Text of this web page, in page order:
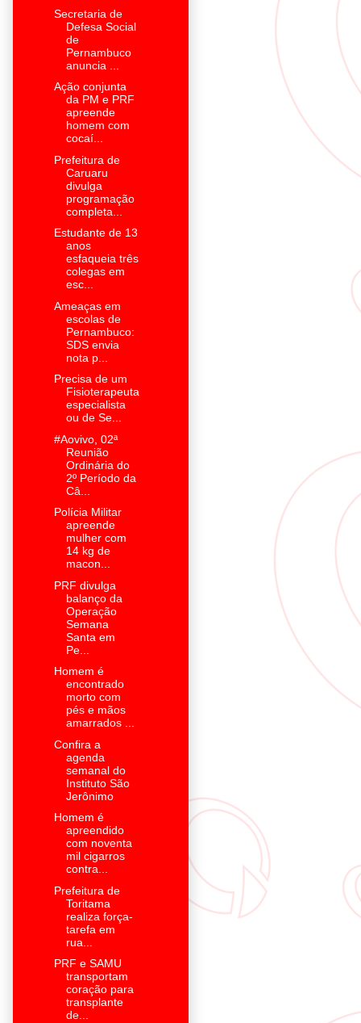
Secretaria de
Defesa Social
de
Pernambuco
anuncia ...
Ação conjunta
da PM e PRF
apreende
homem com
cocaí...
Prefeitura de
Caruaru
divulga
programação
completa...
Estudante de 13
anos
esfaqueia três
colegas em
esc...
Ameaças em
escolas de
Pernambuco:
SDS envia
nota p...
Precisa de um
Fisioterapeuta
especialista
ou de Se...
#Aovivo, 02ª
Reunião
Ordinária do
2º Período da
Câ...
Polícia Militar
apreende
mulher com
14 kg de
macon...
PRF divulga
balanço da
Operação
Semana
Santa em
Pe...
Homem é
encontrado
morto com
pés e mãos
amarrados ...
Confira a
agenda
semanal do
Instituto São
Jerônimo
Homem é
apreendido
com noventa
mil cigarros
contra...
Prefeitura de
Toritama
realiza força-
tarefa em
rua...
PRF e SAMU
transportam
coração para
transplante
de...